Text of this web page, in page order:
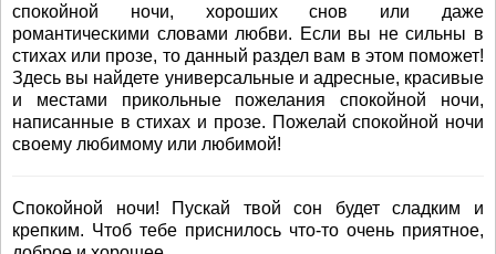
спокойной ночи, хороших снов или даже
романтическими словами любви. Если вы не сильны в
стихах или прозе, то данный раздел вам в этом поможет!
Здесь вы найдете универсальные и адресные, красивые
и местами прикольные пожелания спокойной ночи,
написанные в стихах и прозе. Пожелай спокойной ночи
своему любимому или любимой!
Спокойной ночи! Пускай твой сон будет сладким и
крепким. Чтоб тебе приснилось что-то очень приятное,